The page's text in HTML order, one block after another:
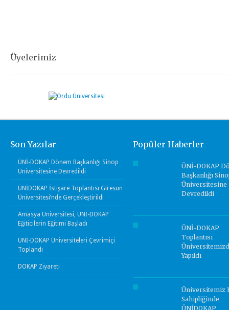
Üyelerimiz
Son Yazılar
ÜNİ-DOKAP Dönem Başkanlığı Sinop
Üniversitesine Devredildi
ÜNİDOKAP İstişare Toplantısı Giresun
Üniversitesi’nde Gerçekleştirildi
Amasya Üniversitesi, ÜNİ-DOKAP
Eğiticilerin Eğitimi Başladı
ÜNİ-DOKAP Üniversiteleri Çevrimiçi
Toplandı
DOKAP Ziyareti
Popüler Haberler
ÜNİ-DOKAP
Başkanlığı
Üniversitesine
Devredildi
ÜNİ-DOKAP
Toplantısı
Yapıldı
Üniversitemiz
Sahipliğinde
ÜNİDOKAP